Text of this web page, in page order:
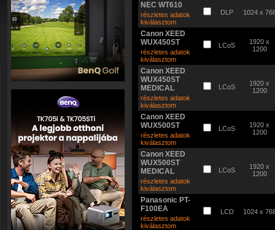
NEC WT610
részletes adatok
kiválasztom
DLP 1024 x
Canon XEED
WUX450ST
részletes adatok
kiválasztom
LCoS
1920 x
1200
Canon XEED
WUX450ST
MEDICAL
részletes adatok
kiválasztom
LCoS
1920 x
1200
Canon XEED
WUX500ST
részletes adatok
kiválasztom
LCoS
1920 x
1200
Canon XEED
WUX500ST
MEDICAL
részletes adatok
kiválasztom
LCoS
1920 x
1200
Panasonic PT-
F100EA
részletes adatok
kiválasztom
LCD 1024 x